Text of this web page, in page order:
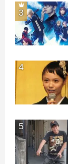
3
4
5